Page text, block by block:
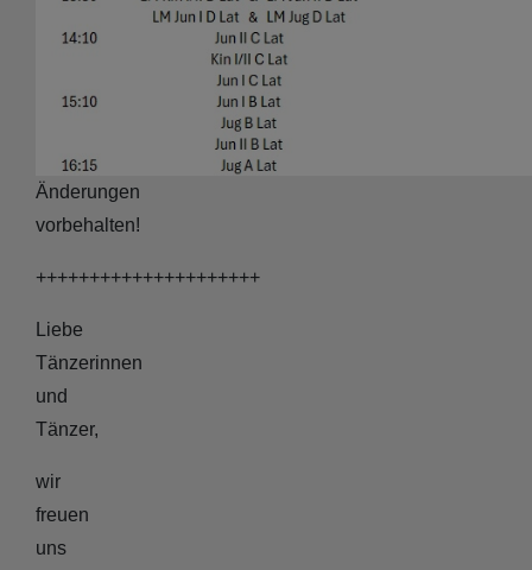
Änderungen
vorbehalten!
+++++++++++++++++++++
Liebe
Tänzerinnen
und
Tänzer,
wir
freuen
uns